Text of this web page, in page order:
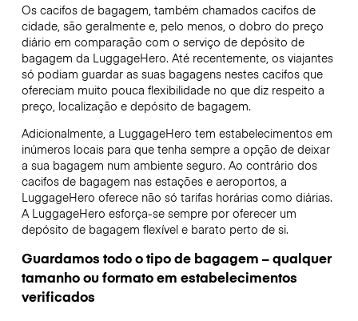
Os cacifos de bagagem, também chamados cacifos de
cidade, são geralmente e, pelo menos, o dobro do preço
diário em comparação com o serviço de depósito de
bagagem da LuggageHero. Até recentemente, os viajantes
só podiam guardar as suas bagagens nestes cacifos que
ofereciam muito pouca flexibilidade no que diz respeito a
preço, localização e depósito de bagagem.
Adicionalmente, a LuggageHero tem estabelecimentos em
inúmeros locais para que tenha sempre a opção de deixar
a sua bagagem num ambiente seguro. Ao contrário dos
cacifos de bagagem nas estações e aeroportos, a
LuggageHero oferece não só tarifas horárias como diárias.
A LuggageHero esforça-se sempre por oferecer um
depósito de bagagem flexível e barato perto de si.
Guardamos todo o tipo de bagagem – qualquer
tamanho ou formato em estabelecimentos
verificados